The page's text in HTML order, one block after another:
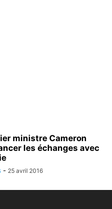
ministre Cameron
les échanges avec
- 25 avril 2016